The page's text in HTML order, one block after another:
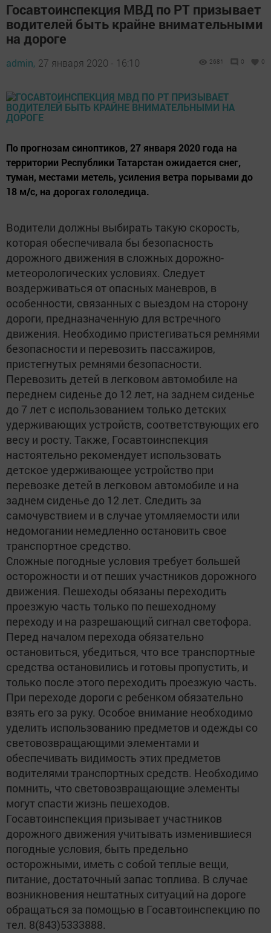
Госавтоинспекция МВД по РТ призывает
водителей быть крайне внимательными
на дороге
admin, 27 января 2020 - 16:10 2681 0 0
По прогнозам синоптиков, 27 января 2020 года на
территории Республики Татарстан ожидается снег,
туман, местами метель, усиления ветра порывами до
18 м/с, на дорогах гололедица.
Водители должны выбирать такую скорость,
которая обеспечивала бы безопасность
дорожного движения в сложных дорожно-
метеорологических условиях. Следует
воздерживаться от опасных маневров, в
особенности, связанных с выездом на сторону
дороги, предназначенную для встречного
движения. Необходимо пристегиваться ремнями
безопасности и перевозить пассажиров,
пристегнутых ремнями безопасности.
Перевозить детей в легковом автомобиле на
переднем сиденье до 12 лет, на заднем сиденье
до 7 лет с использованием только детских
удерживающих устройств, соответствующих его
весу и росту. Также, Госавтоинспекция
настоятельно рекомендует использовать
детское удерживающее устройство при
перевозке детей в легковом автомобиле и на
заднем сиденье до 12 лет. Следить за
самочувствием и в случае утомляемости или
недомогании немедленно остановить свое
транспортное средство.
Сложные погодные условия требует большей
осторожности и от пеших участников дорожного
движения. Пешеходы обязаны переходить
проезжую часть только по пешеходному
переходу и на разрешающий сигнал светофора.
Перед началом перехода обязательно
остановиться, убедиться, что все транспортные
средства остановились и готовы пропустить, и
только после этого переходить проезжую часть.
При переходе дороги с ребенком обязательно
взять его за руку. Особое внимание необходимо
уделить использованию предметов и одежды со
световозвращающими элементами и
обеспечивать видимость этих предметов
водителями транспортных средств. Необходимо
помнить, что световозвращающие элементы
могут спасти жизнь пешеходов.
Госавтоинспекция призывает участников
дорожного движения учитывать изменившиеся
погодные условия, быть предельно
осторожными, иметь с собой теплые вещи,
питание, достаточный запас топлива. В случае
возникновения нештатных ситуаций на дороге
обращаться за помощью в Госавтоинспекцию по
тел. 8(843)5333888.